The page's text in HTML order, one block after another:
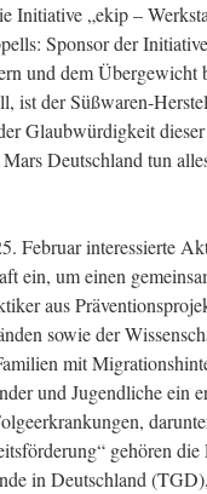
Initiative „ekip –
Sponsor der
und dem Übergewicht
ist der Süßwaren-
Glaubwürdigkeit
Deutschland tun
Februar interessierte
ein, um einen
aus
sowie der
mit
und Jugendliche ein
gehören
in Deutschland